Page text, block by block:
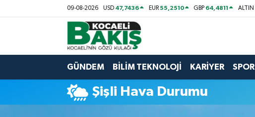
09-08-2026 USD 47,7436 EUR55,2510 GBP 64,4811 ALTIN
GÜNDEM BİLİM TEKNOLOJİ KARİYER SPOR
Şişli Hava Durumu
Kocaeli Nöbetçi Eczaneler
Kocaeli Hava Durumu
Kocaeli Trafik Yoğunluk Haritası